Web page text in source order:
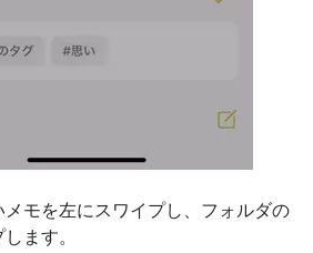
モを左にスワイプし、フォルダの
ます。